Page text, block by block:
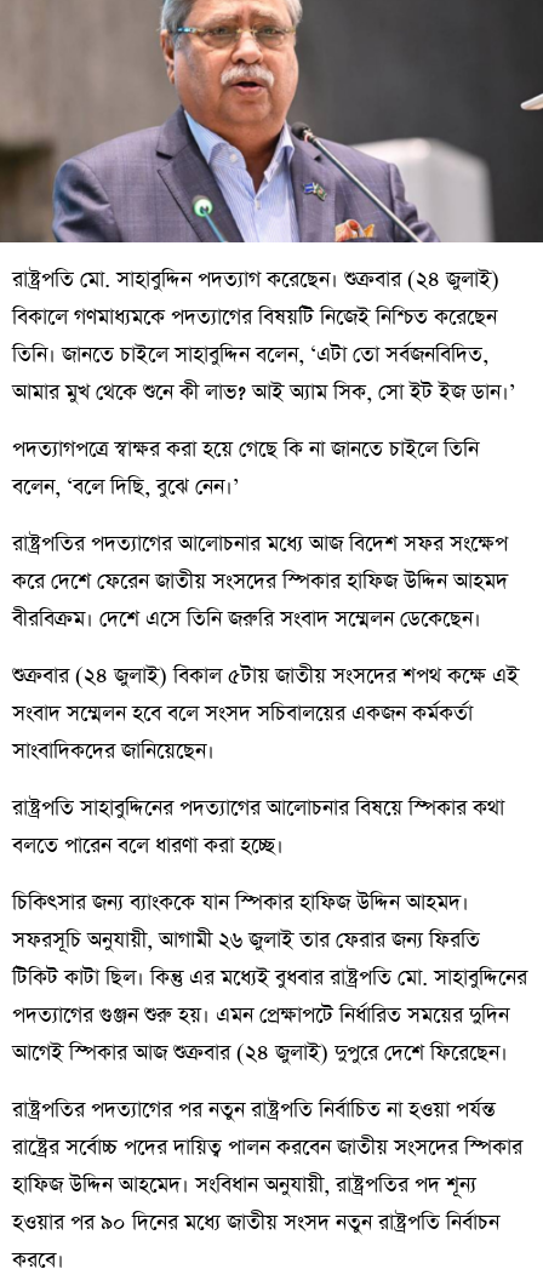
রাষ্ট্রপতি মো. সাহাবুদ্দিন পদত্যাগ করেছেন। শুক্রবার (২৪ জুলাই)
বিকালে গণমাধ্যমকে পদত্যাগের বিষয়টি নিজেই নিশ্চিত করেছেন
তিনি। জানতে চাইলে সাহাবুদ্দিন বলেন, ‘এটা তো সর্বজনবিদিত,
আমার মুখ থেকে শুনে কী লাভ? আই অ্যাম সিক, সো ইট ইজ ডান।’
পদত্যাগপত্রে স্বাক্ষর করা হয়ে গেছে কি না জানতে চাইলে তিনি
বলেন, ‘বলে দিছি, বুঝে নেন।’
রাষ্ট্রপতির পদত্যাগের আলোচনার মধ্যে আজ বিদেশ সফর সংক্ষেপ
করে দেশে ফেরেন জাতীয় সংসদের স্পিকার হাফিজ উদ্দিন আহমদ
বীরবিক্রম। দেশে এসে তিনি জরুরি সংবাদ সম্মেলন ডেকেছেন।
শুক্রবার (২৪ জুলাই) বিকাল ৫টায় জাতীয় সংসদের শপথ কক্ষে এই
সংবাদ সম্মেলন হবে বলে সংসদ সচিবালয়ের একজন কর্মকর্তা
সাংবাদিকদের জানিয়েছেন।
রাষ্ট্রপতি সাহাবুদ্দিনের পদত্যাগের আলোচনার বিষয়ে স্পিকার কথা
বলতে পারেন বলে ধারণা করা হচ্ছে।
চিকিৎসার জন্য ব্যাংককে যান স্পিকার হাফিজ উদ্দিন আহমদ।
সফরসূচি অনুযায়ী, আগামী ২৬ জুলাই তার ফেরার জন্য ফিরতি
টিকিট কাটা ছিল। কিন্তু এর মধ্যেই বুধবার রাষ্ট্রপতি মো. সাহাবুদ্দিনের
পদত্যাগের গুঞ্জন শুরু হয়। এমন প্রেক্ষাপটে নির্ধারিত সময়ের দুদিন
আগেই স্পিকার আজ শুক্রবার (২৪ জুলাই) দুপুরে দেশে ফিরেছেন।
রাষ্ট্রপতির পদত্যাগের পর নতুন রাষ্ট্রপতি নির্বাচিত না হওয়া পর্যন্ত
রাষ্ট্রের সর্বোচ্চ পদের দায়িত্ব পালন করবেন জাতীয় সংসদের স্পিকার
হাফিজ উদ্দিন আহমেদ। সংবিধান অনুযায়ী, রাষ্ট্রপতির পদ শূন্য
হওয়ার পর ৯০ দিনের মধ্যে জাতীয় সংসদ নতুন রাষ্ট্রপতি নির্বাচন
করবে।